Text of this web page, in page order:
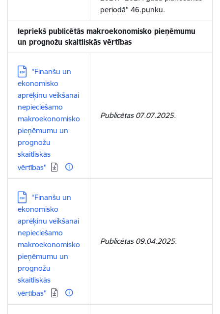
periodā” 46.punku.
Iepriekš publicētās makroekonomisko pieņēmumu
un prognožu skaitliskās vērtības
Lejupielādēt:
"Finanšu un
ekonomisko
aprēķinu veikšanai
nepieciešamo
makroekonomisko
pieņēmumu un
prognožu
skaitliskās
vērtības"
Publicētas 07.07.2025.
Lejupielādēt:
“Finanšu un
ekonomisko
aprēķinu veikšanai
nepieciešamo
makroekonomisko
pieņēmumu un
prognožu
skaitliskās
vērtības”
Publicētas 09.04.2025.